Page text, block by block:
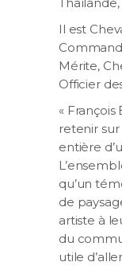
Il est
Mérite,
Officier
«
retenir
entière
qu’un
de
artiste à
du
utile